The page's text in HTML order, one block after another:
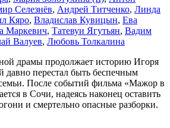
Селезнёв, Андрей Титченко, Линда
Кяро, Владислав Кувицын, Ева
Маркевич, Татевуи Ягутьян, Вадим
Валуев, Любовь Толкалина
драмы продолжает историю Игоря
давно перестал быть беспечным
После событий фильма «Мажор в
в Сочи, надеясь наконец оставить
и смертельно опасные разборки.